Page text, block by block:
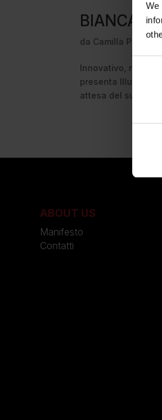
We
da Camilla
Innovativo,
presenta Illumina,
attesa del suo
ABOUT US
Manifesto
Contatti